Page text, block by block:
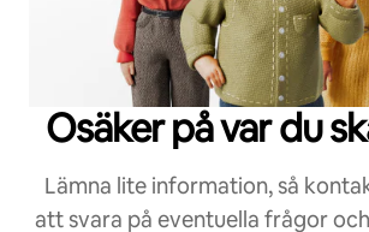
Osäker på var du
Lämna lite information, så
att svara på eventuella frågor